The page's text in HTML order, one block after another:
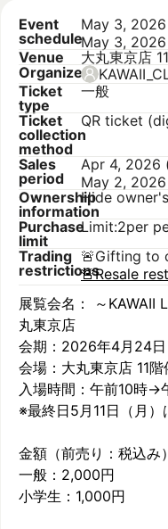
Event
schedule
May 3,
May 3,
Venue
大丸東京店
Organizer
Ticket
type
一般
Ticket
collection
method
QR ticket
Sales
period
Apr 4, 2026
May 2,
Ownership
information
Hide
Purchase
limit
Limit:2per
Trading
restrictions
🚨Gifting to
🚨Resale
展覧会名： ～KAWAII
丸東京店
会期：2026年4月24日
会場：大丸東京店 11階
入場時間：午前10時→
※最終日5月11日（月）
金額（前売り：税込み）
一般：2,000円
小学生：1,000円